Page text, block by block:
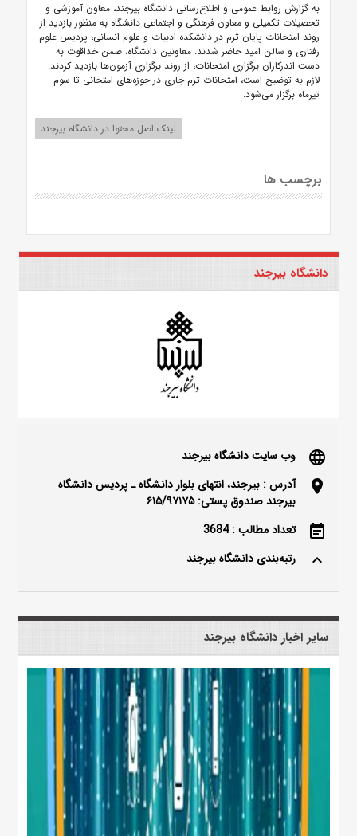
به گزارش روابط عمومی و اطلاع‌رسانی دانشگاه بیرجند، معاون آموزشی و
تحصیلات تکمیلی و معاون فرهنگی و اجتماعی دانشگاه به منظور بازدید از
روند امتحانات پایان ترم در دانشکده ادبیات و علوم انسانی، پردیس علوم
رفتاری و سالن امید حاضر شدند. معاونین دانشگاه، ضمن خداقوت به
دست اندرکاران برگزاری امتحانات، از روند برگزاری آزمون‌ها بازدید کردند.
لازم به توضیح است، امتحانات ترم جاری در حوزه‌های امتحانی تا سوم
تیرماه برگزار می‌شود.
لینک اصل محتوا در دانشگاه بیرجند
برچسب ها
دانشگاه بیرجند
language وب سایت دانشگاه بیرجند
location_on
آدرس : بیرجند، انتهای بلوار دانشگاه ـ پردیس دانشگاه
بیرجند صندوق پستی: ۶۱۵/۹۷۱۷۵
event_note تعداد مطالب : 3684
keyboard_arrow_up رتبه‌بندی دانشگاه بیرجند
سایر اخبار دانشگاه بیرجند